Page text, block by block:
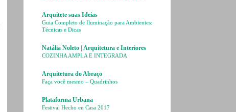
Arquitete suas Ideias
Guia Completo de Iluminação para Ambientes:
Técnicas e Dicas
Natália Noleto | Arquitetura e Interiores
COZINHA AMPLA E INTEGRADA
Arquitetura do Abraço
Faça você mesmo – Quadrinhos
Plataforma Urbana
Festival Hecho en Casa 2017